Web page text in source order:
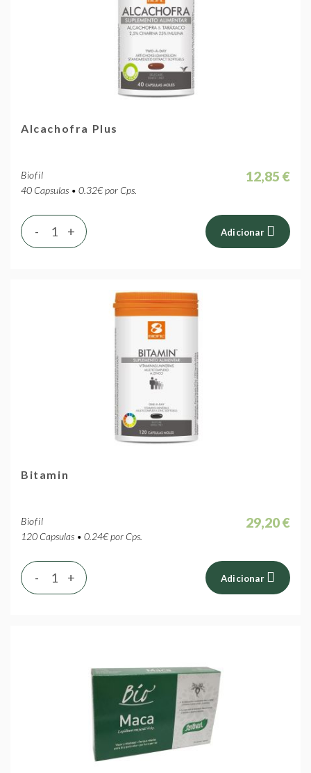
Alcachofra Plus
Biofil
40 Capsulas • 0.32€ por Cps.
12,85 €
+
- Adicionar
Bitamin
Biofil
120 Capsulas • 0.24€ por Cps.
29,20 €
+
- Adicionar